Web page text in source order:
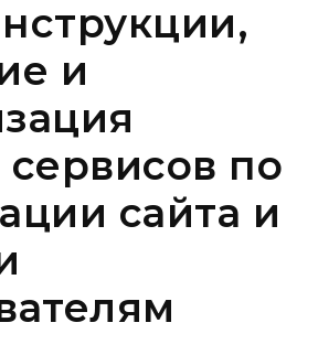
и
по
сайта и